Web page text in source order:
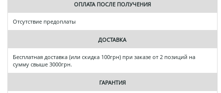
ОПЛАТА ПОСЛЕ ПОЛУЧЕНИЯ
Отсутствие предоплаты
ДОСТАВКА
Бесплатная доставка (или скидка 100грн) при заказе от 2 позиций на
сумму свыше 3000грн.
ГАРАНТИЯ